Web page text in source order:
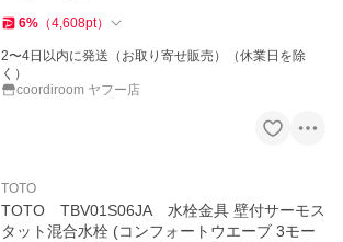
6% （4,608pt）
2〜4日以内に発送（お取り寄せ販売）（休業日を除
く）
coordiroom ヤフー店
TOTO
TOTO TBV01S06JA 水栓金具 壁付サーモス
タット混合水栓 (コンフォートウエーブ 3モー